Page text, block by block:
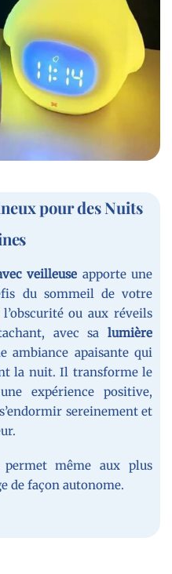
pour des Nuits
veilleuse apporte une
du sommeil de votre
ou aux réveils
avec sa lumière
ambiance apaisante qui
la nuit. Il transforme le
expérience positive,
sereinement et
même aux plus
de façon autonome.